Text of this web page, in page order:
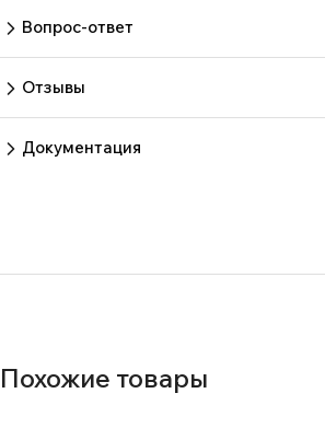
Вопрос-ответ
Отзывы
Документация
Похожие товары